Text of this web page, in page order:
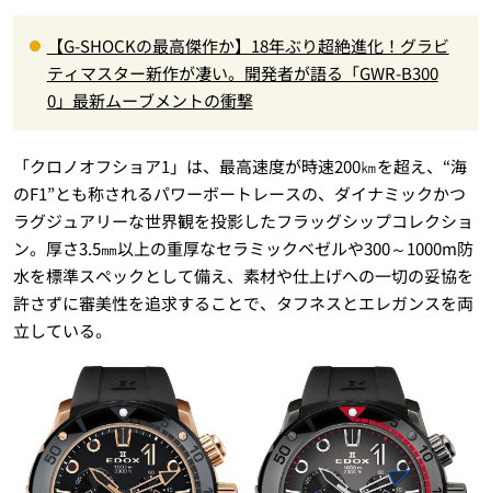
【G-SHOCKの最高傑作か】18年ぶり超絶進化！グラビ
ティマスター新作が凄い。開発者が語る「GWR-B300
0」最新ムーブメントの衝撃
「クロノオフショア1」は、最高速度が時速200㎞を超え、“海
のF1”とも称されるパワーボートレースの、ダイナミックかつ
ラグジュアリーな世界観を投影したフラッグシップコレクショ
ン。厚さ3.5㎜以上の重厚なセラミックベゼルや300～1000m防
水を標準スペックとして備え、素材や仕上げへの一切の妥協を
許さずに審美性を追求することで、タフネスとエレガンスを両
立している。